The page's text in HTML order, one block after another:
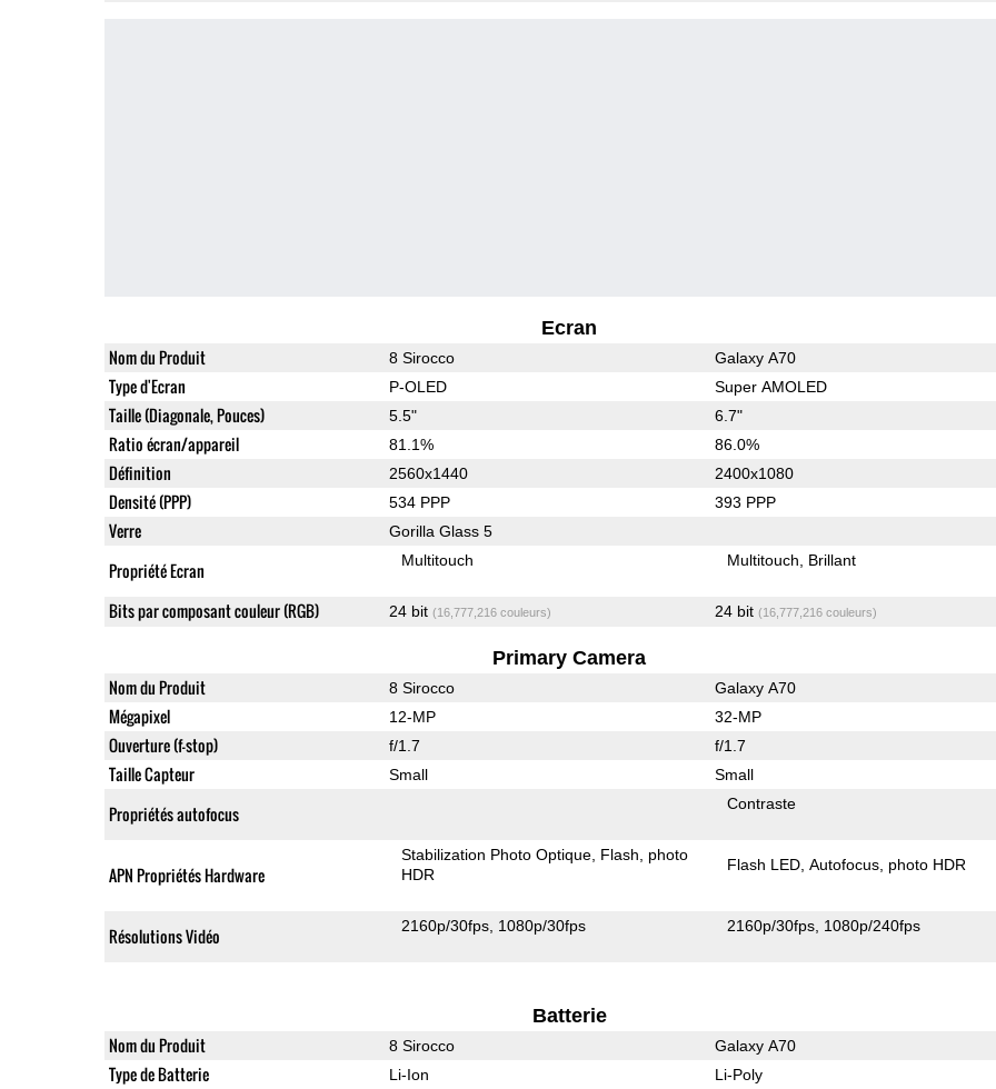
Ecran
Nom du Produit 8 Sirocco Galaxy A70
Type d'Ecran P-OLED Super AMOLED
Taille (Diagonale, Pouces) 5.5" 6.7"
Ratio écran/appareil 81.1% 86.0%
Définition 2560x1440 2400x1080
Densité (PPP) 534 PPP 393 PPP
Verre Gorilla Glass 5
Propriété Ecran Multitouch Multitouch Brillant
Bits par composant couleur (RGB) 24 bit (16,777,216 couleurs) 24 bit (16,777,216 couleurs)
Primary Camera
Nom du Produit 8 Sirocco Galaxy A70
Mégapixel 12-MP 32-MP
Ouverture (f-stop) f/1.7 f/1.7
Taille Capteur Small Small
Propriétés autofocus Contraste
APN Propriétés Hardware
Stabilization Photo Optique Flash
photo
HDR
Flash LED Autofocus photo HDR
Résolutions Vidéo 2160p/30fps 1080p/30fps 2160p/30fps 1080p/240fps
Batterie
Nom du Produit 8 Sirocco Galaxy A70
Type de Batterie Li-Ion Li-Poly